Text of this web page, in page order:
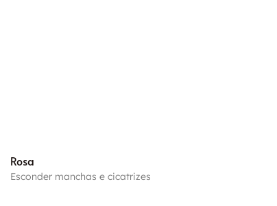
Rosa
Esconder manchas e cicatrizes